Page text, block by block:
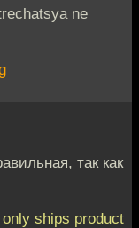
ne
так как
ships product